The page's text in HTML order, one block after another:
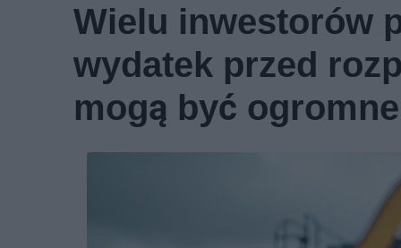
Wielu inwestorów
wydatek przed
mogą być ogromne